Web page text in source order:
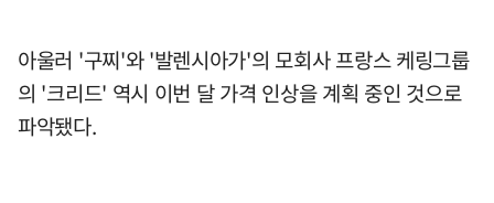
아울러 '구찌'와 '발렌시아가'의 모회사 프랑스 케링그룹
의 '크리드' 역시 이번 달 가격 인상을 계획 중인 것으로
파악됐다.